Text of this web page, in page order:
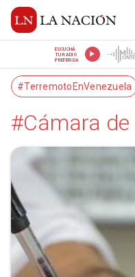
ESCUCHÁ
TU RADIO
PREFERIDA
#TerremotoEnVenezuela
#Cámara